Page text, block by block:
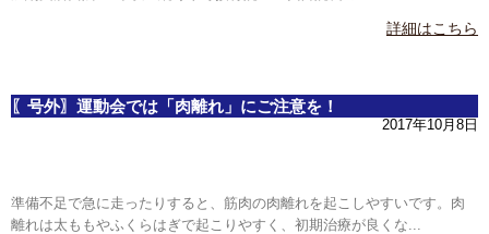
詳細はこちら
〖号外〗運動会では「肉離れ」にご注意を！
2017年10月8日
準備不足で急に走ったりすると、筋肉の肉離れを起こしやすいです。肉
離れは太ももやふくらはぎで起こりやすく、初期治療が良くな...